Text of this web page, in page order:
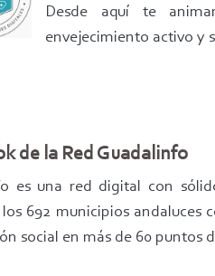
Desde aquí te
envejecimiento activo y
de la Red Guadalinfo
es una red digital con
los 692 municipios andaluces
social en más de 60 puntos